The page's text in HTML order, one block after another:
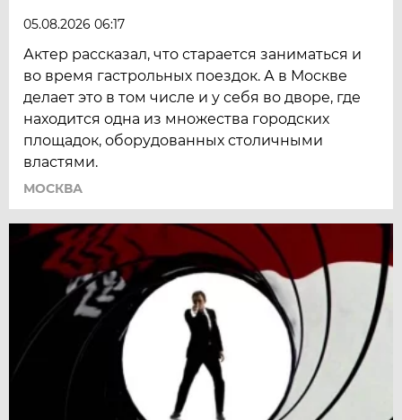
05.08.2026 06:17
Актер рассказал, что старается заниматься и
во время гастрольных поездок. А в Москве
делает это в том числе и у себя во дворе, где
находится одна из множества городских
площадок, оборудованных столичными
властями.
МОСКВА